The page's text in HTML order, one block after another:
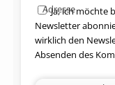
Adresse
Ja, ich möchte
Newsletter
wirklich den
Absenden des